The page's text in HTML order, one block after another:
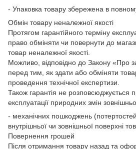
- Упаковка товару збережена в
Обмін товару неналежної якості
Протягом гарантійного терміну
право обміняти чи повернути до
товар неналежної якості.
Можливо, відповідно до Закону «Про
перед тим, як здати або обміняти
проведення технічної експертизи.
Також гарантія не розповсюджується
експлуатації природних змін
- механічних пошкоджень
внутрішньої чи зовнішньої поверхні
Повернення грошей
Після отримання товару назад та